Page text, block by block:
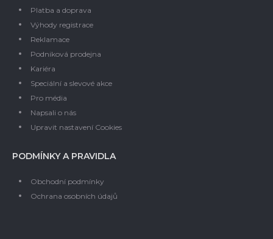
Platba a doprava
Výhody registrace
Reklamace
Podniková prodejna
Kariéra
Speciální a slevové akce
Pro média
Napsali o nás
Upravit nastavení Cookies
PODMÍNKY A PRAVIDLA
Obchodní podmínky
Ochrana osobních údajů